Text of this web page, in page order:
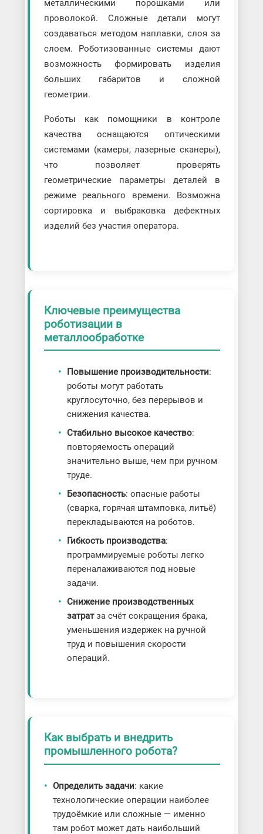
металлическими порошками или
проволокой. Сложные детали могут
создаваться методом наплавки, слоя за
слоем. Роботизованные системы дают
возможность формировать изделия
больших габаритов и сложной
геометрии.
Роботы как помощники в контроле
качества оснащаются оптическими
системами (камеры, лазерные сканеры),
что позволяет проверять
геометрические параметры деталей в
режиме реального времени. Возможна
сортировка и выбраковка дефектных
изделий без участия оператора.
Ключевые преимущества
роботизации в
металлообработке
Повышение производительности:
роботы могут работать
круглосуточно, без перерывов и
снижения качества.
Стабильно высокое качество:
повторяемость операций
значительно выше, чем при ручном
труде.
Безопасность: опасные работы
(сварка, горячая штамповка, литьё)
перекладываются на роботов.
Гибкость производства:
программируемые роботы легко
переналаживаются под новые
задачи.
Снижение производственных
затратза счёт сокращения брака,
уменьшения издержек на ручной
труд и повышения скорости
операций.
Как выбрать и внедрить
промышленного робота?
Определить задачи: какие
технологические операции наиболее
трудоёмкие или сложные — именно
там робот может дать наибольший